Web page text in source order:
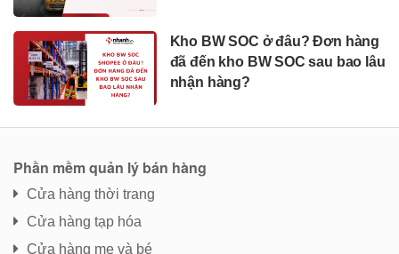
Kho BW SOC ở đâu? Đơn hàng
đã đến kho BW SOC sau bao lâu
nhận hàng?
Phần mềm quản lý bán hàng
Cửa hàng thời trang
Cửa hàng tạp hóa
Cửa hàng mẹ và bé